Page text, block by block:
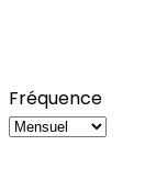
Fréquence